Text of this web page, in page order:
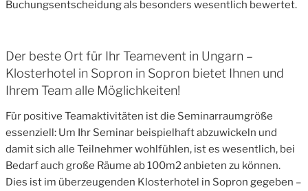
Buchungsentscheidung als besonders wesentlich bewertet.
Der beste Ort für Ihr Teamevent in Ungarn –
Klosterhotel in Sopron in Sopron bietet Ihnen und
Ihrem Team alle Möglichkeiten!
Für positive Teamaktivitäten ist die Seminarraumgröße
essenziell: Um Ihr Seminar beispielhaft abzuwickeln und
damit sich alle Teilnehmer wohlfühlen, ist es wesentlich, bei
Bedarf auch große Räume ab 100m2 anbieten zu können.
Dies ist im überzeugenden Klosterhotel in Sopron gegeben –